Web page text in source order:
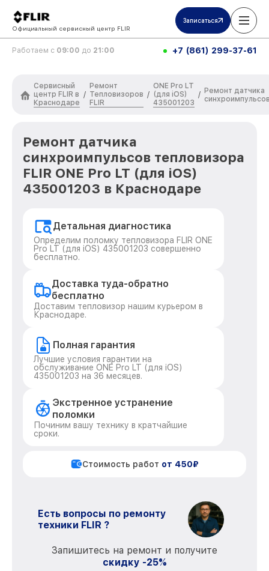
Официальный сервисный центр FLIR
Записаться
Работаем с 09:00 до 21:00 +7 (861) 299-37-61
Сервисный
центр FLIR в
Краснодаре
/
Ремонт
Тепловизоров
FLIR
/
ONE Pro LT
(для iOS)
435001203
/ Ремонт датчика
Ремонт датчика
синхроимпульсов тепловизора
FLIR ONE Pro LT (для iOS)
435001203 в Краснодаре
Детальная диагностика
Определим поломку тепловизора FLIR ONE
Pro LT (для iOS) 435001203 совершенно
бесплатно.
Доставка туда-обратно
бесплатно
Доставим тепловизор нашим курьером в
Краснодаре.
Полная гарантия
Лучшие условия гарантии на
обслуживание ONE Pro LT (для iOS)
435001203 на 36 месяцев.
Экстренное устранение
поломки
Починим вашу технику в кратчайшие
сроки.
Стоимость работ от 450₽
Есть вопросы по ремонту
техники FLIR ?
Запишитесь на ремонт и получите
скидку -25%